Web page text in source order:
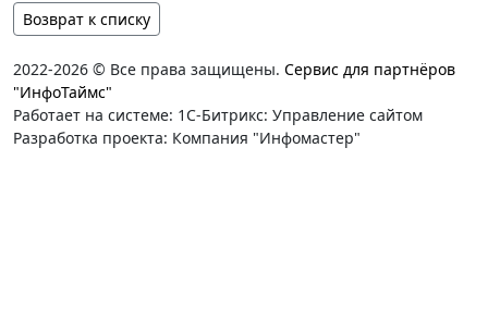
Возврат к списку
2022-2026 © Все права защищены. Сервис для партнёров
"ИнфоТаймс"
Работает на системе: 1С-Битрикс: Управление сайтом
Разработка проекта: Компания "Инфомастер"